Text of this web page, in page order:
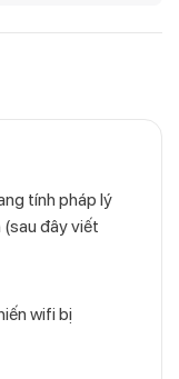
tính pháp lý
đây viết
wifi bị